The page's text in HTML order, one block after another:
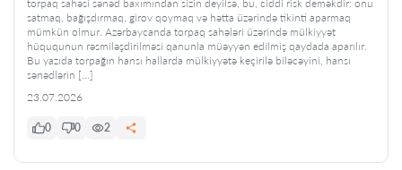
torpaq sahəsi sənəd baxımından sizin deyilsə, bu, ciddi risk deməkdir: onu
satmaq, bağışdırmaq, girov qoymaq və hətta üzərində tikinti aparmaq
mümkün olmur. Azərbaycanda torpaq sahələri üzərində mülkiyyət
hüququnun rəsmiləşdirilməsi qanunla müəyyən edilmiş qaydada aparılır.
Bu yazıda torpağın hansı hallarda mülkiyyətə keçirilə biləcəyini, hansı
sənədlərin […]
23.07.2026
0 0 2